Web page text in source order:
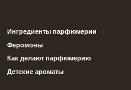
Ингредиенты парфюмерии
Феромоны
Как делают парфюмерию
Детские ароматы